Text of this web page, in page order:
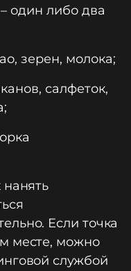
один либо два
зерен, молока;
салфеток,
Если точка
месте, можно
службой